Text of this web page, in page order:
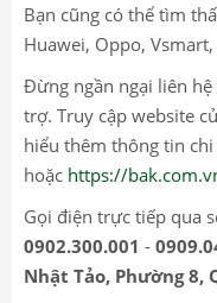
Bạn cũng có thể tìm
Huawei, Oppo,
Đừng ngần ngại liên
trợ. Truy cập website
hiểu thêm thông tin
hoặc https://
Gọi điện trực tiếp qua
0902.300.001 -
Nhật Tảo, Phường 8,